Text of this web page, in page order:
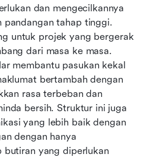
dan mengecilkannya
pandangan tahap tinggi.
untuk projek yang bergerak
dari masa ke masa.
membantu pasukan kekal
bertambah dengan
rasa terbeban dan
bersih. Struktur ini juga
yang lebih baik dengan
dengan hanya
butiran yang diperlukan